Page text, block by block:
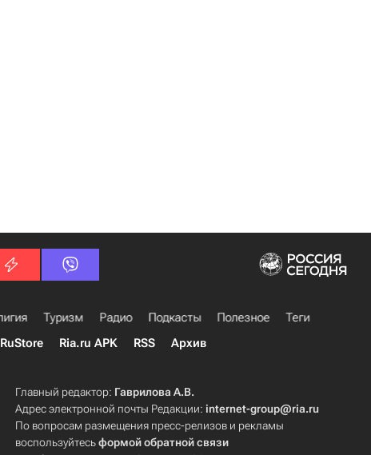
Туризм Радио Подкасты Полезное
Теги
Ria.ru APK RSS Архив
Главный редактор: Гаврилова А.В.
Адрес электронной почты Редакции:internet-group@ria.ru
По вопросам размещения пресс-релизов и рекламы
воспользуйтесьформой обратной связи